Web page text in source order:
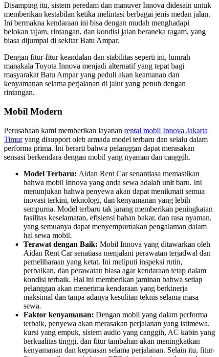
Disamping itu, sistem peredam dan manuver Innova didesain untuk
memberikan kestabilan ketika melintasi berbagai jenis medan jalan.
Ini bermakna kendaraan ini bisa dengan mudah menghadapi
belokan tajam, rintangan, dan kondisi jalan beraneka ragam, yang
biasa dijumpai di sekitar Batu Ampar.
Dengan fitur-fitur keandalan dan stabilitas seperti ini, lumrah
manakala Toyota Innova menjadi alternatif yang tepat bagi
masyarakat Batu Ampar yang peduli akan keamanan dan
kenyamanan selama perjalanan di jalur yang penuh dengan
rintangan.
Mobil Modern
Perusahaan kami memberikan layanan rental mobil Innova Jakarta
Timuryang disupport oleh armada model terbaru dan selalu dalam
performa prima. Ini berarti bahwa pelanggan dapat merasakan
sensasi berkendara dengan mobil yang nyaman dan canggih.
Model Terbaru: Aidan Rent Car senantiasa memastikan
bahwa mobil Innova yang anda sewa adalah unit baru. Ini
menunjukan bahwa penyewa akan dapat menikmati semua
inovasi terkini, teknologi, dan kenyamanan yang lebih
sempurna. Model terbaru tak jarang memberikan peningkatan
fasilitas keselamatan, efisiensi bahan bakar, dan rasa nyaman,
yang semuanya dapat menyempurnakan pengalaman dalam
hal sewa mobil.
Terawat dengan Baik: Mobil Innova yang ditawarkan oleh
Aidan Rent Car senatiasa menjalani perawatan terjadwal dan
pemeliharaan yang ketat. Ini meliputi inspeksi rutin,
perbaikan, dan perawatan biasa agar kendaraan tetap dalam
kondisi terbaik. Hal ini memberikan jaminan bahwa setiap
pelanggan akan menerima kendaraan yang berkinerja
maksimal dan tanpa adanya kesulitan teknis selama masa
sewa.
Faktor kenyamanan: Dengan mobil yang dalam performa
terbaik, penyewa akan merasakan perjalanan yang istimewa.
kursi yang empuk, sistem audio yang canggih, AC kabin yang
berkualitas tinggi, dan fitur tambahan akan meningkatkan
kenyamanan dan kepuasan selama perjalanan. Selain itu, fitur-